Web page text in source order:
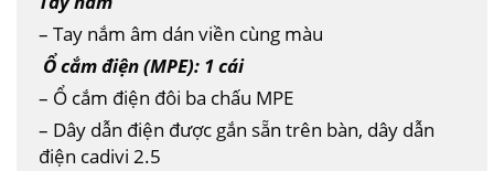
– Tay nắm âm dán viền cùng màu
Ổ cắm điện (MPE): 1 cái
– Ổ cắm điện đôi ba chấu MPE
– Dây dẫn điện được gắn sẵn trên bàn, dây dẫn
điện cadivi 2.5